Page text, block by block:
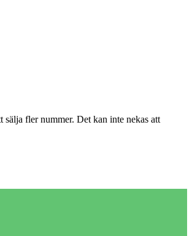
fler nummer. Det kan inte nekas att